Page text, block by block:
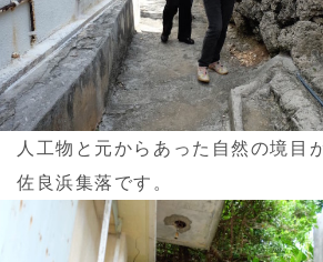
人工物と元からあった自然の境目
佐良浜集落です。